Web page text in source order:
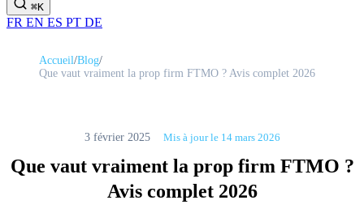
⌘K
FR EN ES PT DE
Accueil/Blog/
Que vaut vraiment la prop firm FTMO ? Avis complet 2026
3 février 2025 Mis à jour le 14 mars 2026
Que vaut vraiment la prop firm FTMO ?
Avis complet 2026